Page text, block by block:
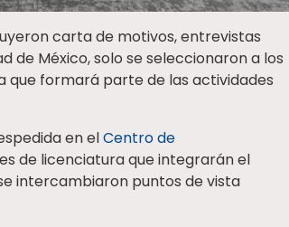
carta de motivos, entrevistas
de México, solo se seleccionaron a los
que formará parte de las actividades
en elCentro de
de licenciatura que integrarán el
intercambiaron puntos de vista